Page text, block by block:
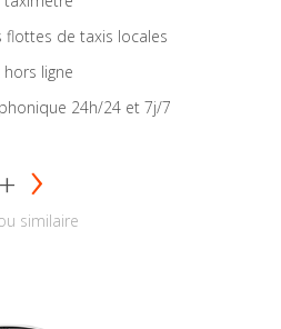
flottes de taxis locales
ligne
24h/24 et 7j/7
similaire